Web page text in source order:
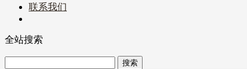
联系我们
全站搜索